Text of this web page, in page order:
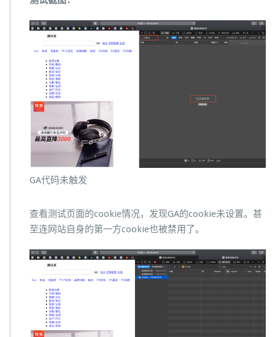
GA代码未触发
查看测试页面的cookie情况，发现GA的cookie未设置。甚
至连网站自身的第一方cookie也被禁用了。